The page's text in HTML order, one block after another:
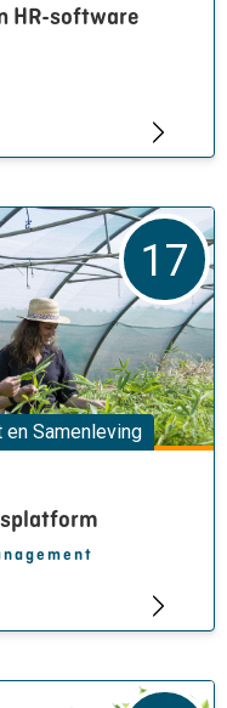
HR-software
Samenleving
17